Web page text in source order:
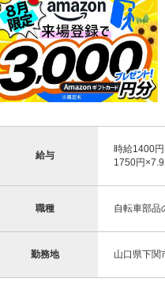
給与
時給1400
1750円
職種 自転車部品
勤務地 山口県下関